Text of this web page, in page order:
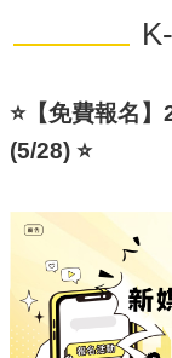
訊
公
雄
源
主
⭐【免費報名
(5/28) ⭐